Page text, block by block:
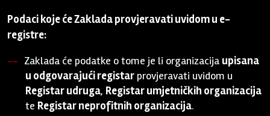
Podaci koje će Zaklada provjeravati uvidom u e-
registre:
Zaklada će podatke o tome je li organizacija upisana
u odgovarajući registar provjeravati uvidom u
Registar udruga, Registar umjetničkih organizacija
te Registar neprofitnih organizacija.